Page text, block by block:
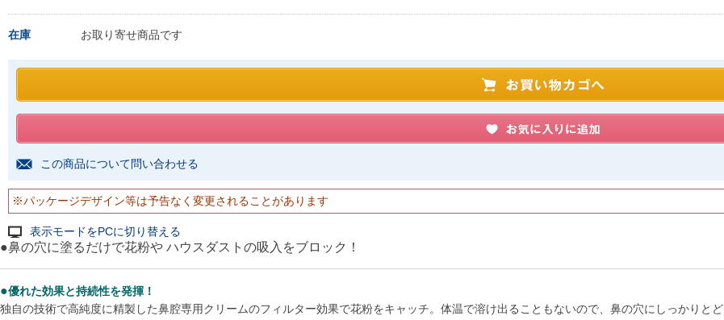
在庫 お取り寄せ商品です
この商品について問い合わせる
※パッケージデザイン等は予告なく変更されることがあります
表示モードをPCに切り替える
●鼻の穴に塗るだけで花粉や ハウスダストの吸入をブロック！
●優れた効果と持続性を発揮！
独自の技術で高純度に精製した鼻腔専用クリームのフィルター効果で花粉をキャッチ。体温で溶け出ることもないので、鼻の穴にしっかりと